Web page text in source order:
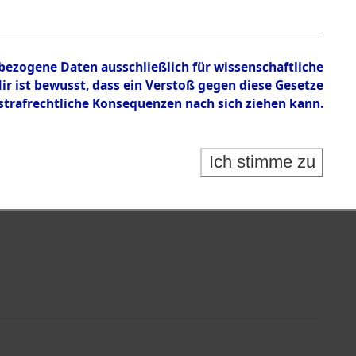
Daten ausschließlich für wissenschaftliche
bewusst, dass ein Verstoß gegen diese Gesetze
Konsequenzen nach sich ziehen kann.
Ich stimme zu